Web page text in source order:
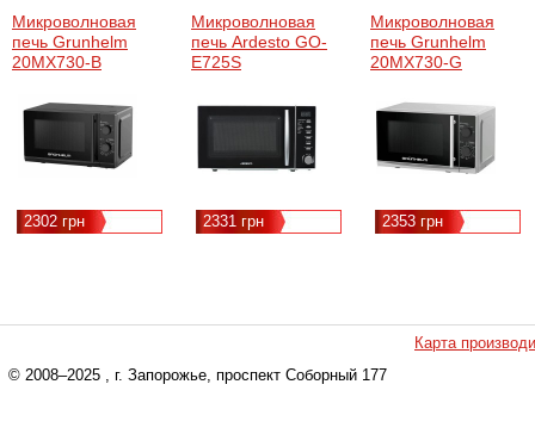
Микроволновая
печь Grunhelm
20MX730-B
2302 грн
Микроволновая
печь Ardesto GO-
E725S
2331 грн
Микроволновая
печь Grunhelm
20MX730-G
2353 грн
Карта
© 2008–2025 , г. Запорожье, проспект Соборный 177